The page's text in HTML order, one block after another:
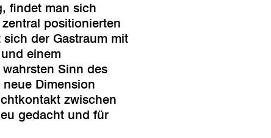
findet man sich
positionierten
der Gastraum mit
einem
Sinn des
Dimension
zwischen
gedacht und für